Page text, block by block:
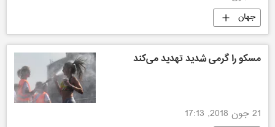
جهان
مسکو را گرمی شدید تهدید می‌کند
21 جون 2018, 17:13